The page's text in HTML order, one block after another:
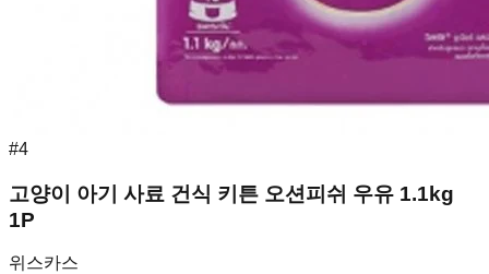
#4
고양이 아기 사료 건식 키튼 오션피쉬 우유 1.1kg
1P
위스카스